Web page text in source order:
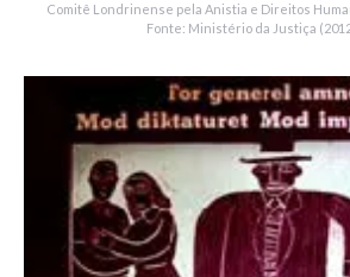
Comitê Londrinense pela Anistia e Direitos
Fonte: Ministério da Justiça